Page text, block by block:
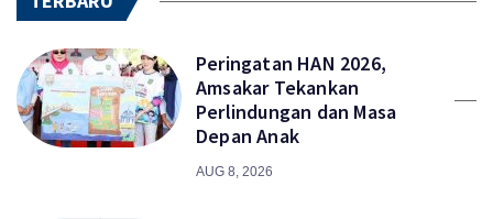
Peringatan HAN 2026,
Amsakar Tekankan
Perlindungan dan Masa
Depan Anak
AUG 8, 2026